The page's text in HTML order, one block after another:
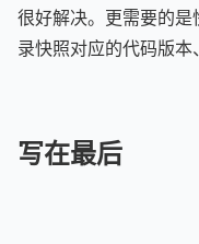
很好解决。更需要的
录快照对应的代码版本
写在最后